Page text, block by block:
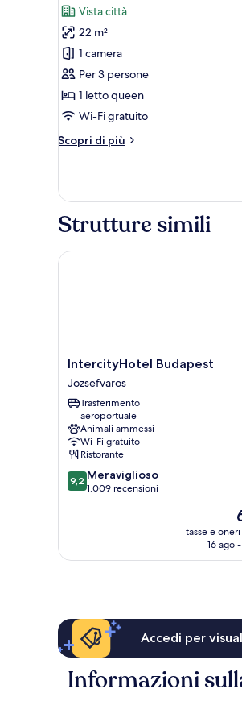
foto
per
Superior
Plus
Double
Room
recensione)
Vista città
22 m²
1 camera
Per 3 persone
1 letto queen
Wi-Fi gratuito
Scopri di più
Altri
Plus
Room
Strutture simili
IntercityHotel
Budapest
Jozsefvaros
IntercityHotel Budapest
Jozsefvaros
Trasferimento
aeroportuale
Animali ammessi
Wi-Fi gratuito
Ristorante
9.2
su
9,2 Meraviglioso
1.009 recensioni
Il
tasse e
16 ago
IntercityHotel Budapest
Accedi per
Informazioni